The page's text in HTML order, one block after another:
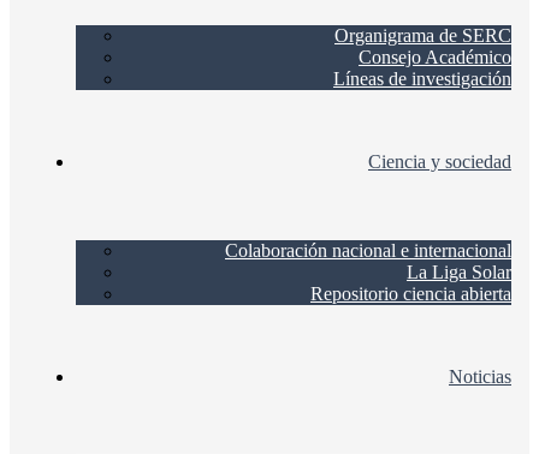
Organigrama de SERC
Consejo Académico
Líneas de investigación
Ciencia y sociedad
Colaboración nacional e internacional
La Liga Solar
Repositorio ciencia abierta
Noticias